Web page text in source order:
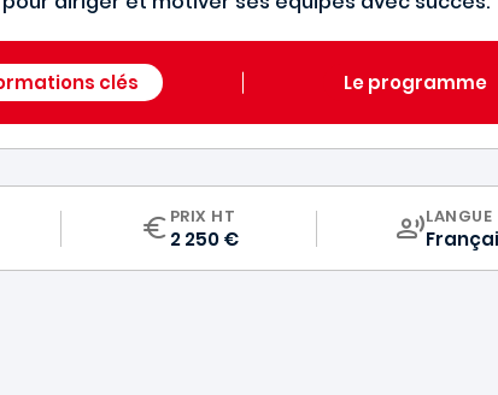
clés Le programme
PRIX HT
2 250 €
LANGUE